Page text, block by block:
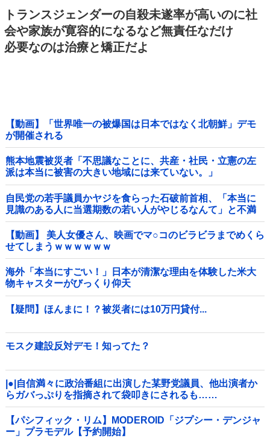
トランスジェンダーの自殺未遂率が高いのに社
会や家族が寛容的になるなど無責任なだけ
必要なのは治療と矯正だよ
【動画】「世界唯一の被爆国は日本ではなく北朝鮮」デモ
が開催される
熊本地震被災者「不思議なことに、共産・社民・立憲の左
派は本当に被害の大きい地域には来ていない。」
自民党の若手議員かヤジを食らった石破前首相、「本当に
見識のある人に当選期数の若い人がやじるなんて」と不満
たらたらな様子を見せて……他
【動画】 美人女優さん、映画でマ○コのビラビラまでめくら
せてしまうｗｗｗｗｗｗ
海外「本当にすごい！」日本が清潔な理由を体験した米大
物キャスターがびっくり仰天
【疑問】ほんまに！？被災者には10万円貸付...
モスク建設反対デモ！知ってた？
|●|自信満々に政治番組に出演した某野党議員、他出演者か
らガバっぷりを指摘されて袋叩きにされるも……
【パシフィック・リム】MODEROID「ジプシー・デンジャ
ー」プラモデル【予約開始】